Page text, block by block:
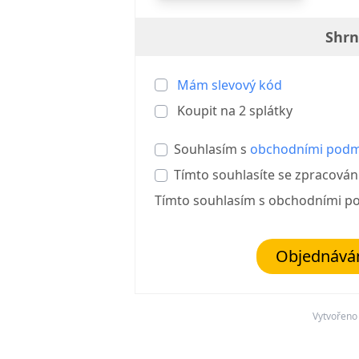
Mám slevový kód
Koupit na 2splátky
Souhlasím s obchodními
Tímto souhlasíte se
Tímto souhlasím s obchodními